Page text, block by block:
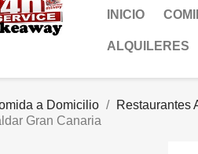
INICIO
ALQUILERES
a Domicilio Restaurantes
Gran Canaria